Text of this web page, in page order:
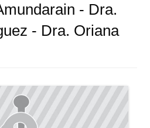
- Dra.
- Dra. Oriana